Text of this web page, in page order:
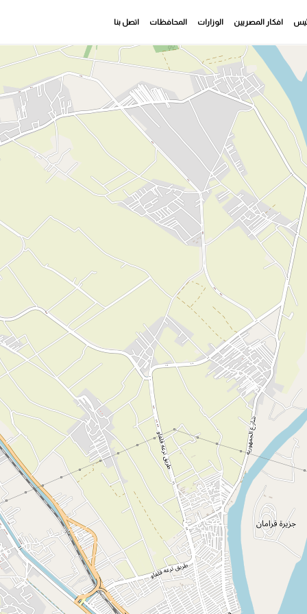
افكار المصريين الوزارات المحافظات اتصل بنا